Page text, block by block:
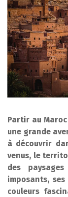
Partir au
une grande
à découvrir
venus, le
des
imposants,
couleurs